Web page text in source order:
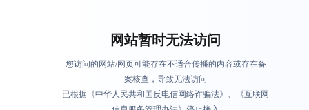
网站暂时无法访问
您访问的网站/网页可能存在不适合传播的内容或存在备
案核查，导致无法访问
已根据《中华人民共和国反电信网络诈骗法》、《互联网